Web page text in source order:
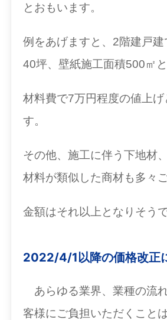
とおもいます。
例をあげますと、2階建戸
40坪、壁紙施工面積500㎡
材料費で7万円程度の値上
す。
その他、施工に伴う下地材
材料が類似した商材も多々
金額はそれ以上となりそうで
2022/4/1以降の価格改正
あらゆる業界、業種の流
客様にご負担いただくことは